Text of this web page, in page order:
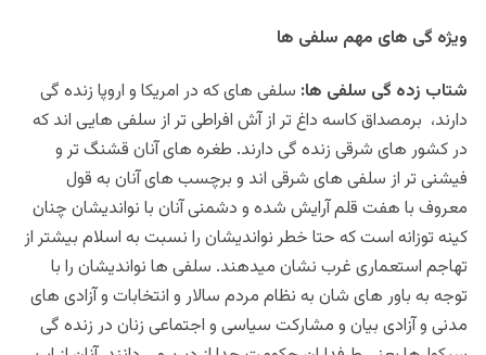
ویژه گی های مهم سلفی ها
شتاب زده گی سلفی ها: سلفی های که در امریکا و اروپا زنده گی
دارند، برمصداق کاسه داغ تر از آش افراطی تر از سلفی هایی اند که
در کشور های شرقی زنده گی دارند‌. طغره های آنان قشنگ تر و
فیشنی تر از سلفی های شرقی اند و برچسب های آنان به قول
معروف با هفت قلم آرایش شده و دشمنی آنان با نواندیشان چنان
کینه توزانه است که حتا خطر نواندیشان را نسبت به اسلام بیشتر از
تهاجم استعماری غرب نشان میدهند. سلفی ها نواندیشان را با
توجه به باور های شان به نظام مردم سالار و انتخابات و آزادی های
مدنی و آزادی بیان و مشارکت سیاسی و اجتماعی زنان در زنده گی